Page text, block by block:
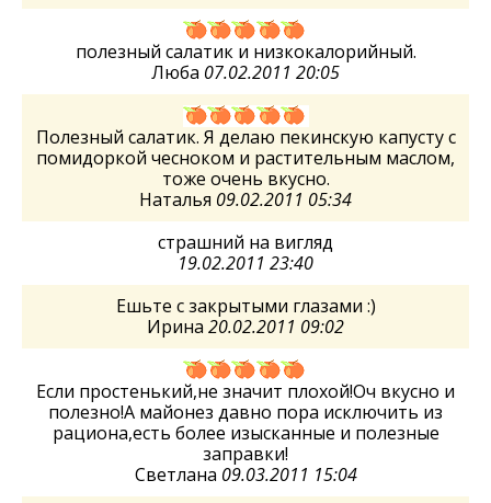
полезный салатик и низкокалорийный.
Люба 07.02.2011 20:05
Полезный салатик. Я делаю пекинскую капусту с
помидоркой чесноком и растительным маслом,
тоже очень вкусно.
Наталья 09.02.2011 05:34
страшний на вигляд
19.02.2011 23:40
Ешьте с закрытыми глазами :)
Ирина 20.02.2011 09:02
Если простенький,не значит плохой!Оч вкусно и
полезно!А майонез давно пора исключить из
рациона,есть более изысканные и полезные
заправки!
Светлана 09.03.2011 15:04